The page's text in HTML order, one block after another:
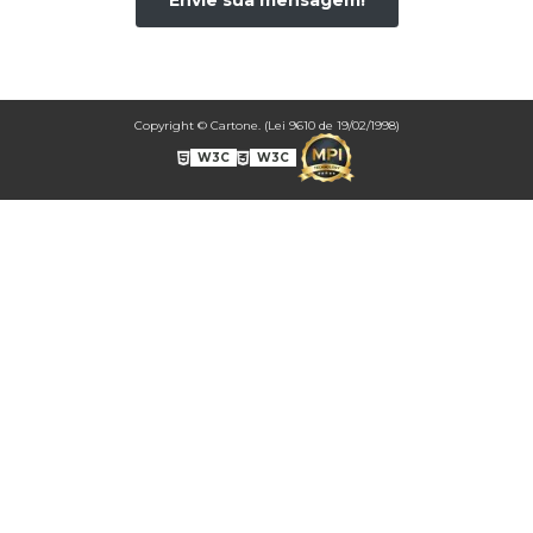
CONF0007A NESTLÉ *NÃO FAZEMOS MAIS ESSE MODELO*
CONF0010A BOMOM3
CONF0011A BEM CASADO 2
CONF0012A - BOMBOM4
Copyright © Cartone. (Lei 9610 de 19/02/1998)
W3C W3C